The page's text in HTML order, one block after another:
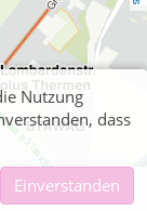
Nutzung
dass
Einverstanden